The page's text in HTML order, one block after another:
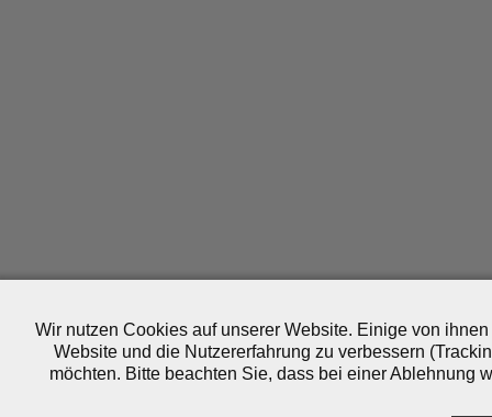
Wir nutzen Cookies auf unserer Website. Einige von
Website und die Nutzererfahrung zu verbessern
möchten. Bitte beachten Sie, dass bei einer Ablehnung